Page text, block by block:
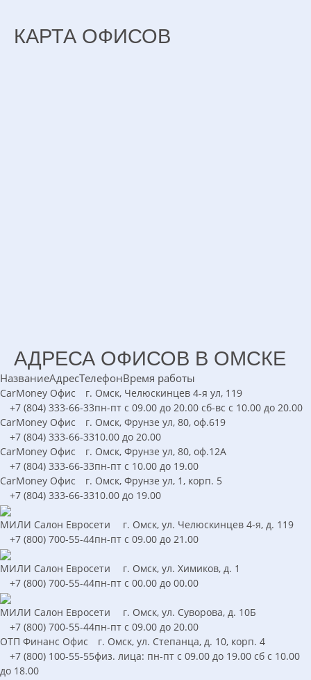
КАРТА ОФИСОВ
АДРЕСА ОФИСОВ В ОМСКЕ
НазваниеАдресТелефонВремя работы
CarMoney Офис
г. Омск, Челюскинцев 4-я ул, 119
+7 (804) 333-66-33пн-пт с 09.00 до 20.00 сб-вс с 10.00 до 20.00
CarMoney Офис
г. Омск, Фрунзе ул, 80, оф.619
+7 (804) 333-66-3310.00 до 20.00
CarMoney Офис
г. Омск, Фрунзе ул, 80, оф.12А
+7 (804) 333-66-33пн-пт с 10.00 до 19.00
CarMoney Офис
г. Омск, Фрунзе ул, 1, корп. 5
+7 (804) 333-66-3310.00 до 19.00
МИЛИ Салон Евросети
г. Омск, ул. Челюскинцев 4-я, д. 119
+7 (800) 700-55-44пн-пт с 09.00 до 21.00
МИЛИ Салон Евросети
г. Омск, ул. Химиков, д. 1
+7 (800) 700-55-44пн-пт с 00.00 до 00.00
МИЛИ Салон Евросети
г. Омск, ул. Суворова, д. 10Б
+7 (800) 700-55-44пн-пт с 09.00 до 20.00
ОТП Финанс Офис
г. Омск, ул. Степанца, д. 10, корп. 4
+7 (800) 100-55-55физ. лица: пн-пт с 09.00 до 19.00 сб с 10.00
до 18.00